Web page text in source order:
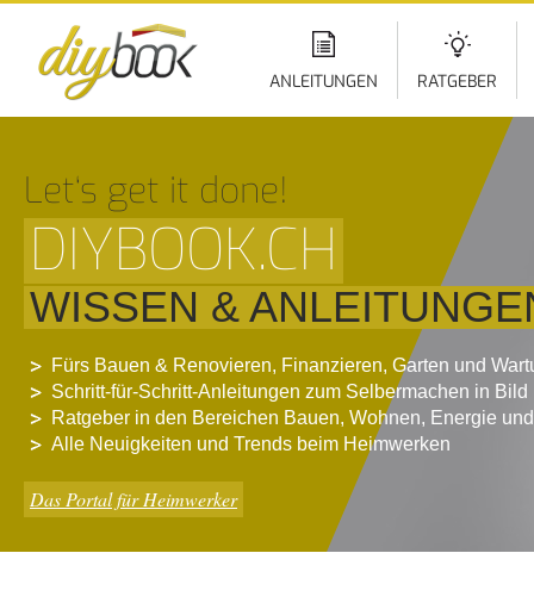
ANLEITUNGEN RATGEBER
Let‘s get it done!
DIYBOOK.CH
WISSEN &
Fürs Bauen & Renovieren, Finanzieren, Garten und
Schritt-für-Schritt-Anleitungen zum Selbermachen in Bild
Ratgeber in den Bereichen Bauen, Wohnen, Energie
Alle Neuigkeiten und Trends beim Heimwerken
Das Portal für Heimwerker